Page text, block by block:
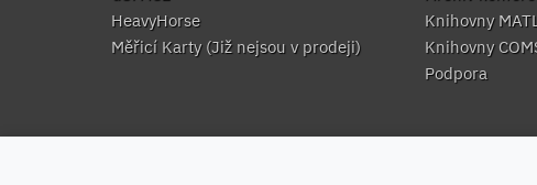
HeavyHorse
Měřicí Karty (Již nejsou v prodeji)
Knihovny
Knihovny
Podpora